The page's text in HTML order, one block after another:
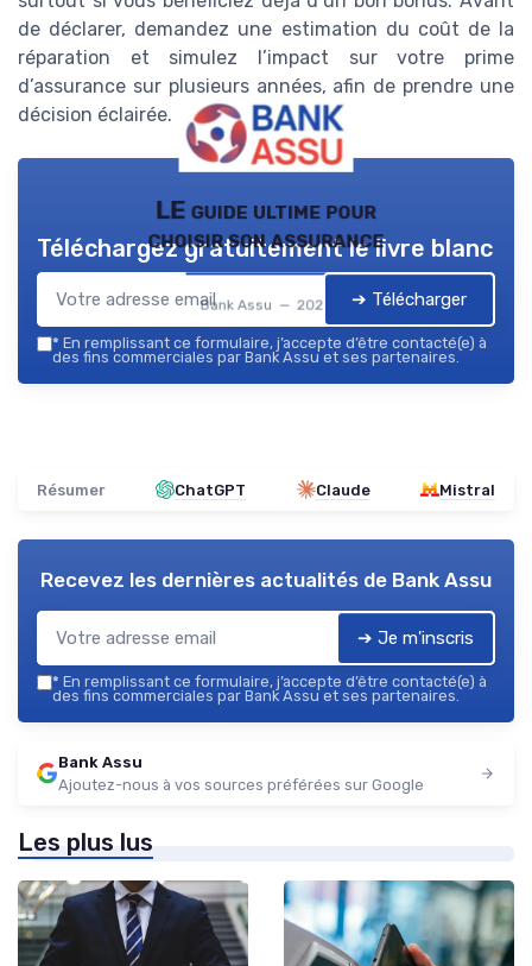
de déclarer, demandez une estimation du coût de la
réparation et simulez l’impact sur votre prime
d’assurance sur plusieurs années, afin de prendre une
décision éclairée.
LE guide ultime pour
choisir son assurance
Bank Assu — 2026
Téléchargez gratuitement le livre blanc
➔ Télécharger
* En remplissant ce formulaire, j’accepte d’être contacté(e) à
des fins commerciales par Bank Assu et ses partenaires.
Résumer ChatGPT Claude Mistral
Recevez les dernières actualités de Bank Assu
➔ Je m'inscris
* En remplissant ce formulaire, j’accepte d’être contacté(e) à
des fins commerciales par Bank Assu et ses partenaires.
Bank Assu
Ajoutez-nous à vos sources préférées sur Google
Les plus lus